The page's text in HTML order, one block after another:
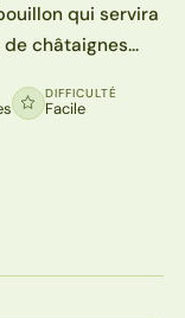
qui servira
châtaignes…
DIFFICULTÉ
Facile